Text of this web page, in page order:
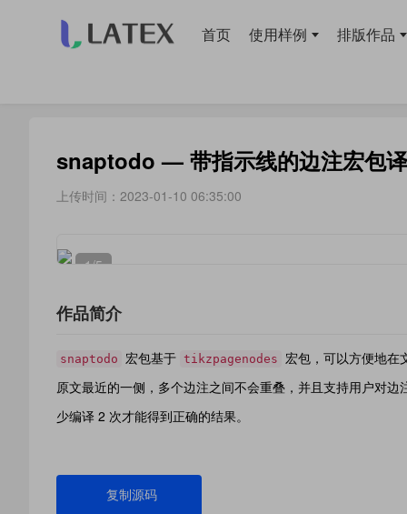
首页 使用样例 排版作品
snaptodo — 带指示线的边注宏包
上传时间：2023-01-10 06:35:00
1/5
作品简介
snaptodo 宏包基于 tikzpagenodes 宏包，可以方便地在
原文最近的一侧，多个边注之间不会重叠，并且支持用户对
少编译 2 次才能得到正确的结果。
复制源码